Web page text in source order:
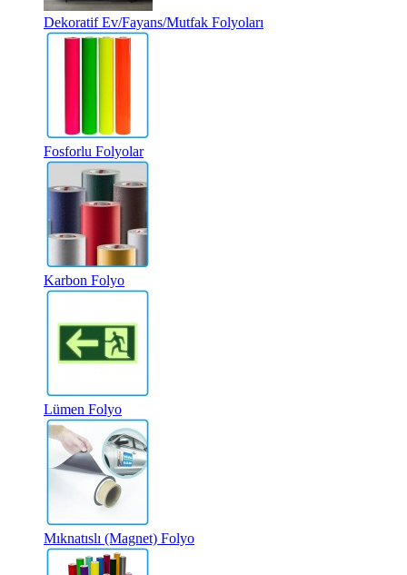
Dekoratif Ev/Fayans/Mutfak Folyoları
Fosforlu Folyolar
Karbon Folyo
Lümen Folyo
Mıknatıslı (Magnet) Folyo